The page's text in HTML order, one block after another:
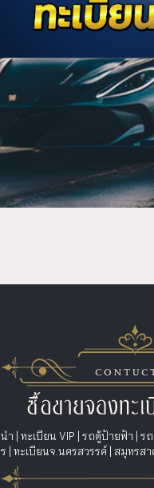
ำ | ทะเบียน VIP | รถตู้ป้ายฟ้า | ร
| ทะเบียนจ.นครสวรรค์ | สมุทรสา